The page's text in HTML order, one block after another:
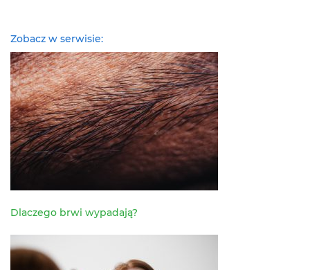
Zobacz w serwisie:
Dlaczego brwi wypadają?